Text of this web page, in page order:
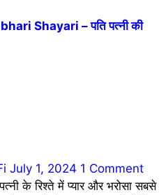
Shayari – पति पत्नी की
July 1, 2024 1 Comment